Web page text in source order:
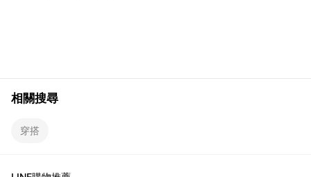
相關搜尋
穿搭